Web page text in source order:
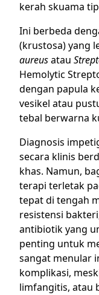
kerah skuama
Ini berbeda
(krustosa) yang
aureusatau
Hemolytic
dengan papula
vesikel atau
tebal berwarna
Diagnosis
secara klinis
khas. Namun,
terapi terletak
tepat di tengah
resistensi
antibiotik yang
penting untuk
sangat menular
komplikasi,
limfangitis, atau